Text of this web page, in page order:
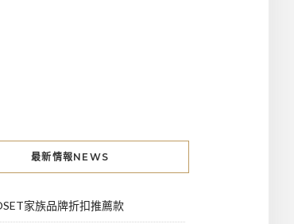
最新情報NEWS
家族品牌折扣推薦款